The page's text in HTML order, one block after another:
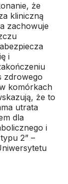
że
kliniczną
zachowuje
i
zdrowego
komórkach
że to
utrata
dla
i
2” –